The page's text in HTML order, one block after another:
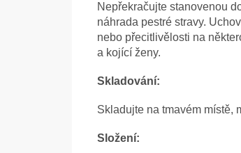
Nepřekračujte stanovenou
náhrada pestré stravy.
nebo přecitlivělosti na
a kojící ženy.
Skladování:
Skladujte na tmavém místě,
Složení: